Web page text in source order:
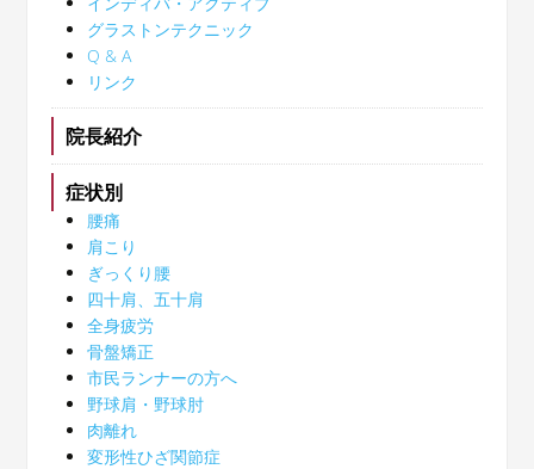
グラストンテクニック
Q & A
リンク
院長紹介
症状別
腰痛
肩こり
ぎっくり腰
四十肩、五十肩
全身疲労
骨盤矯正
市民ランナーの方へ
野球肩・野球肘
肉離れ
変形性ひざ関節症